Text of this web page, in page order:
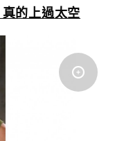
的上過太空